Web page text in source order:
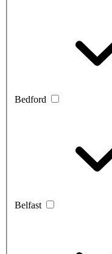
Bedford
Belfast